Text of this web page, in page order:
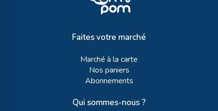
Faites votre marché
Marché à la carte
Nos paniers
Abonnements
Qui sommes-nous ?